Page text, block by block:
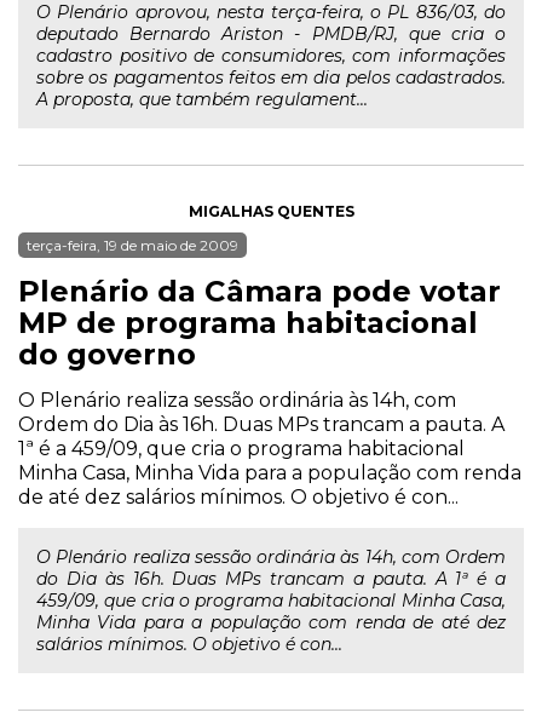
O Plenário aprovou, nesta terça-feira, o PL 836/03, do
deputado Bernardo Ariston - PMDB/RJ, que cria o
cadastro positivo de consumidores, com informações
sobre os pagamentos feitos em dia pelos cadastrados.
A proposta, que também regulament...
MIGALHAS QUENTES
terça-feira, 19 de maio de 2009
Plenário da Câmara pode votar
MP de programa habitacional
do governo
O Plenário realiza sessão ordinária às 14h, com
Ordem do Dia às 16h. Duas MPs trancam a pauta. A
1ª é a 459/09, que cria o programa habitacional
Minha Casa, Minha Vida para a população com renda
de até dez salários mínimos. O objetivo é con...
O Plenário realiza sessão ordinária às 14h, com Ordem
do Dia às 16h. Duas MPs trancam a pauta. A 1ª é a
459/09, que cria o programa habitacional Minha Casa,
Minha Vida para a população com renda de até dez
salários mínimos. O objetivo é con...